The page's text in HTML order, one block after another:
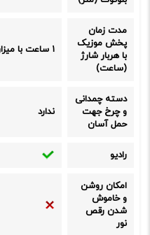
مدت زمان
پخش موزیک
با هربار شارژ
(ساعت)
۱ ساعت با میزان ولوم 75٪
دسته چمدانی
و چرخ جهت
حمل آسان
ندارد
رادیو
امکان روشن
و خاموش
شدن رقص
نور